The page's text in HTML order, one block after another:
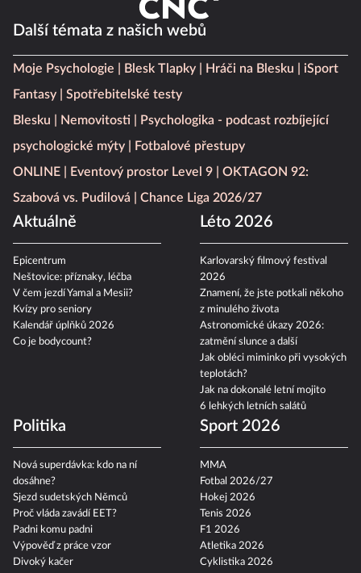
Další témata z našich webů
Moje Psychologie Blesk Tlapky Hráči na Blesku
iSport
Fantasy
Spotřebitelské testy
Blesku
Nemovitosti
Psychologika - podcast rozbíjející
psychologické mýty
Fotbalové přestupy
ONLINE
Eventový prostor Level 9
OKTAGON 92:
Szabová vs. Pudilová
Chance Liga 2026/27
Aktuálně
Epicentrum
Neštovice: příznaky, léčba
V čem jezdí Yamal a Mesii?
Kvízy pro seniory
Kalendář úplňků 2026
Co je bodycount?
Léto 2026
Karlovarský filmový festival
2026
Znamení, že jste potkali někoho
z minulého života
Astronomické úkazy 2026:
zatmění slunce a další
Jak obléci miminko při vysokých
teplotách?
Jak na dokonalé letní mojito
6 lehkých letních salátů
Politika
Nová superdávka: kdo na ní
dosáhne?
Sjezd sudetských Němců
Proč vláda zavádí EET?
Padni komu padni
Výpověď z práce vzor
Divoký kačer
Sport 2026
MMA
Fotbal 2026/27
Hokej 2026
Tenis 2026
F1 2026
Atletika 2026
Cyklistika 2026